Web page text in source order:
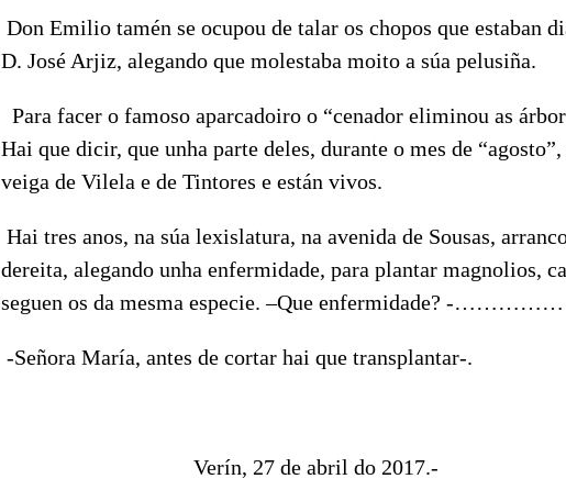
Don Emilio tamén se ocupou de talar os chopos que estaban
D. José Arjiz, alegando que molestaba moito a súa pelusiña.
Para facer o famoso aparcadoiro o “cenador eliminou as
Hai que dicir, que unha parte deles, durante o mes de
veiga de Vilela e de Tintores e están vivos.
Hai tres anos, na súa lexislatura, na avenida de Sousas,
dereita, alegando unha enfermidade, para plantar magnolios,
seguen os da mesma especie. –Que enfermidade? -……………
-Señora María, antes de cortar hai que transplantar-.
Verín, 27 de abril do 2017.-